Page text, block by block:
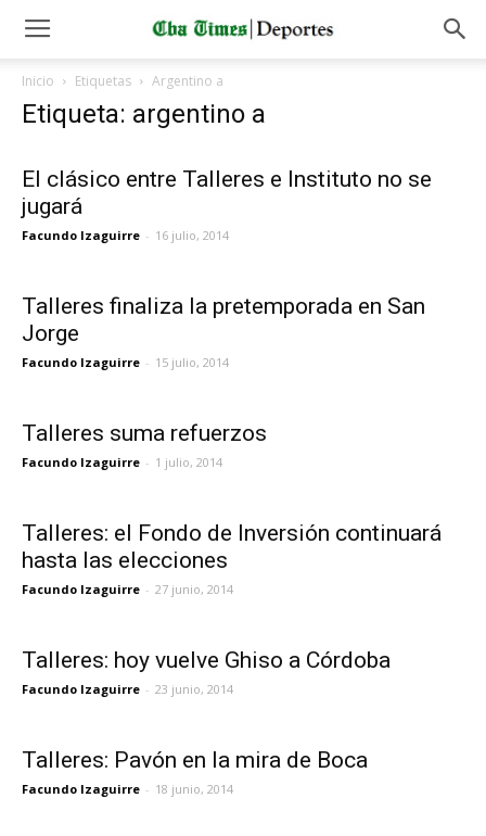
Inicio Etiquetas Argentino a
Etiqueta: argentino a
El clásico entre Talleres e Instituto no se
jugará
Facundo Izaguirre - 16 julio, 2014
Talleres finaliza la pretemporada en San
Jorge
Facundo Izaguirre - 15 julio, 2014
Talleres suma refuerzos
Facundo Izaguirre - 1 julio, 2014
Talleres: el Fondo de Inversión continuará
hasta las elecciones
Facundo Izaguirre - 27 junio, 2014
Talleres: hoy vuelve Ghiso a Córdoba
Facundo Izaguirre - 23 junio, 2014
Talleres: Pavón en la mira de Boca
Facundo Izaguirre - 18 junio, 2014